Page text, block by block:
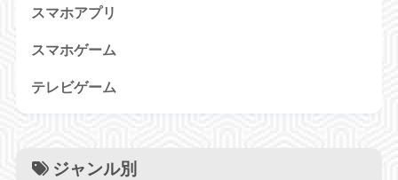
スマホアプリ
スマホゲーム
テレビゲーム
ジャンル別